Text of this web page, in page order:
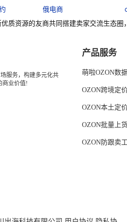
俄电商
质资源的友商共同搭建卖家交流生态圈
服务，构建多元化共
商业价值!
产品服务
萌啦OZON数
OZON跨境定
OZON本土定
OZON批量上
OZON防跟卖